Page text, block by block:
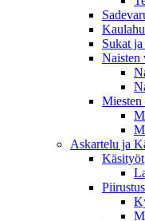
Sukat
Naisten
Miesten
Askartelu ja
Käsityöt